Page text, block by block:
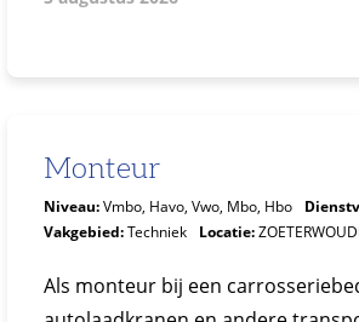
Monteur
Niveau:Vmbo, Havo, Vwo, Mbo, Hbo
Vakgebied:Techniek Locatie:
Als monteur bij een